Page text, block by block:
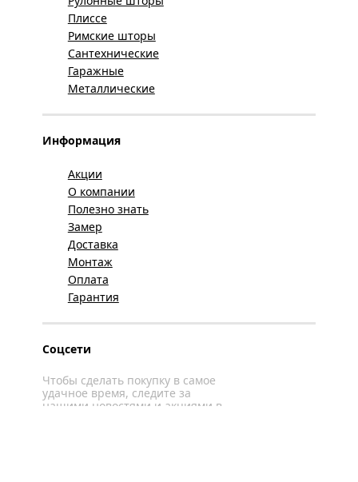
Плиссе
Римские шторы
Сантехнические
Гаражные
Металлические
Информация
Акции
О компании
Полезно знать
Замер
Доставка
Монтаж
Оплата
Гарантия
Соцсети
Чтобы сделать покупку в самое
удачное время, следите за
нашими новостями и акциями в